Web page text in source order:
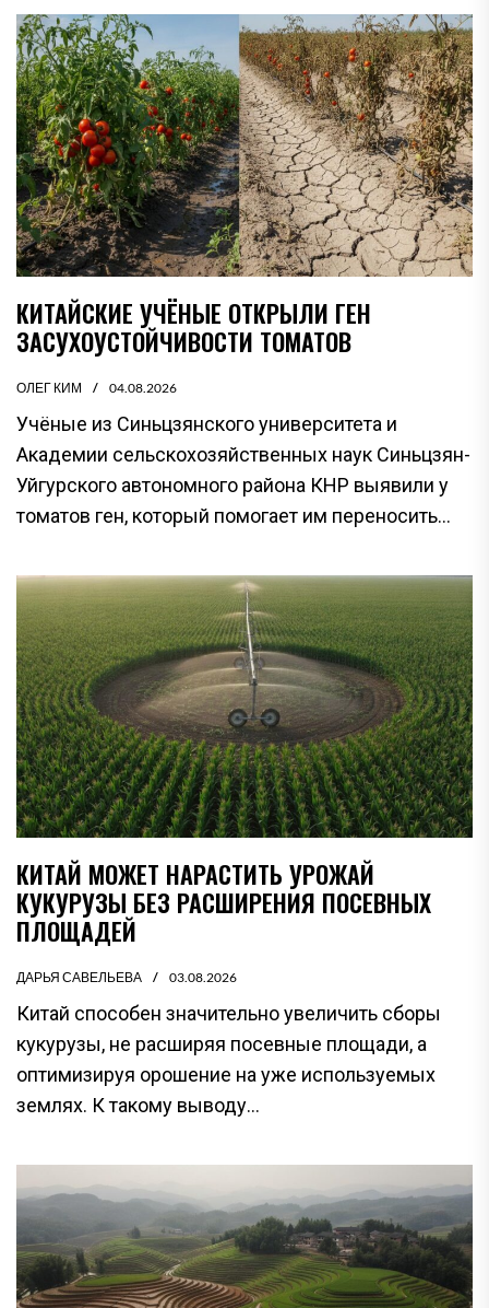
КИТАЙСКИЕ УЧЁНЫЕ ОТКРЫЛИ ГЕН
ЗАСУХОУСТОЙЧИВОСТИ ТОМАТОВ
ОЛЕГ КИМ 04.08.2026
Учёные из Синьцзянского университета и
Академии сельскохозяйственных наук Синьцзян-
Уйгурского автономного района КНР выявили у
томатов ген, который помогает им переносить...
КИТАЙ МОЖЕТ НАРАСТИТЬ УРОЖАЙ
КУКУРУЗЫ БЕЗ РАСШИРЕНИЯ ПОСЕВНЫХ
ПЛОЩАДЕЙ
ДАРЬЯ САВЕЛЬЕВА 03.08.2026
Китай способен значительно увеличить сборы
кукурузы, не расширяя посевные площади, а
оптимизируя орошение на уже используемых
землях. К такому выводу...